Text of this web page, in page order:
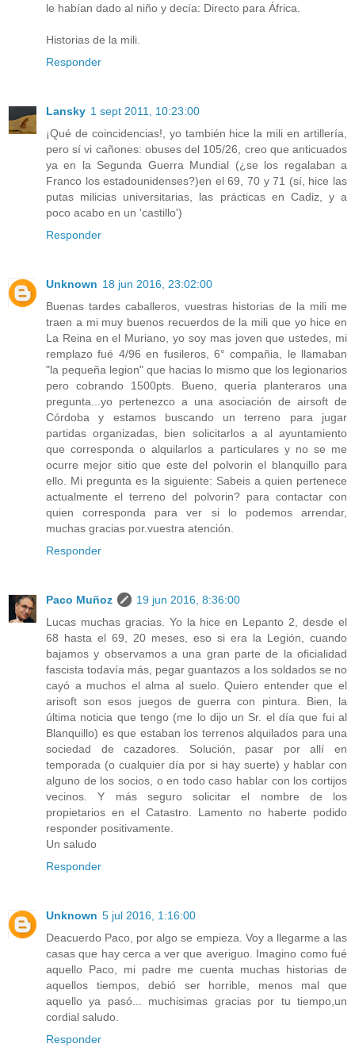
le habían dado al niño y decía: Directo para África.
Historias de la mili.
Responder
Lansky 1 sept 2011, 10:23:00
¡Qué de coincidencias!, yo también hice la mili en artillería,
pero sí vi cañones: obuses del 105/26, creo que anticuados
ya en la Segunda Guerra Mundial (¿se los regalaban a
Franco los estadounidenses?)en el 69, 70 y 71 (sí, hice las
putas milicias universitarias, las prácticas en Cadiz, y a
poco acabo en un 'castillo')
Responder
Unknown 18 jun 2016, 23:02:00
Buenas tardes caballeros, vuestras historias de la mili me
traen a mi muy buenos recuerdos de la mili que yo hice en
La Reina en el Muriano, yo soy mas joven que ustedes, mi
remplazo fué 4/96 en fusileros, 6° compañia, le llamaban
"la pequeña legion" que hacias lo mismo que los legionarios
pero cobrando 1500pts. Bueno, quería planteraros una
pregunta...yo pertenezco a una asociación de airsoft de
Córdoba y estamos buscando un terreno para jugar
partidas organizadas, bien solicitarlos a al ayuntamiento
que corresponda o alquilarlos a particulares y no se me
ocurre mejor sitio que este del polvorin el blanquillo para
ello. Mi pregunta es la siguiente: Sabeis a quien pertenece
actualmente el terreno del polvorin? para contactar con
quien corresponda para ver si lo podemos arrendar,
muchas gracias por.vuestra atención.
Responder
Paco Muñoz
19 jun 2016, 8:36:00
Lucas muchas gracias. Yo la hice en Lepanto 2, desde el
68 hasta el 69, 20 meses, eso si era la Legión, cuando
bajamos y observamos a una gran parte de la oficialidad
fascista todavía más, pegar guantazos a los soldados se no
cayó a muchos el alma al suelo. Quiero entender que el
arisoft son esos juegos de guerra con pintura. Bien, la
última noticia que tengo (me lo dijo un Sr. el día que fui al
Blanquillo) es que estaban los terrenos alquilados para una
sociedad de cazadores. Solución, pasar por allí en
temporada (o cualquier día por si hay suerte) y hablar con
alguno de los socios, o en todo caso hablar con los cortijos
vecinos. Y más seguro solicitar el nombre de los
propietarios en el Catastro. Lamento no haberte podido
responder positivamente.
Un saludo
Responder
Unknown 5 jul 2016, 1:16:00
Deacuerdo Paco, por algo se empieza. Voy a llegarme a las
casas que hay cerca a ver que averiguo. Imagino como fué
aquello Paco, mi padre me cuenta muchas historias de
aquellos tiempos, debió ser horrible, menos mal que
aquello ya pasó... muchisimas gracias por tu tiempo,un
cordial saludo.
Responder